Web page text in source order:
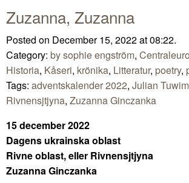
Zuzanna, Zuzanna
Posted on December 15, 2022 at 08:22.
Category: by sophie engström,
Historia, Kåseri, krönika, Litteratur, poetry,
Tags: adventskalender 2022, Julian Tuwim
Rivnensjtjyna, Zuzanna Ginczanka
15 december 2022
Dagens ukrainska oblast
Rivne oblast, eller Rivnensjtjyna
Zuzanna Ginczanka